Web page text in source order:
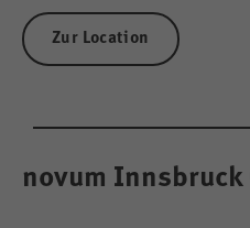
Zur Location
novum Innsbruck